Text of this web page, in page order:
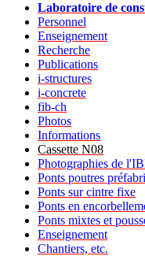
Laboratoire de
Personnel
Enseignement
Recherche
Publications
i-structures
i-concrete
fib-ch
Photos
Informations
Cassette N08
Photographies de
Ponts poutres
Ponts sur cintre fixe
Ponts en
Ponts mixtes et
Enseignement
Chantiers, etc.